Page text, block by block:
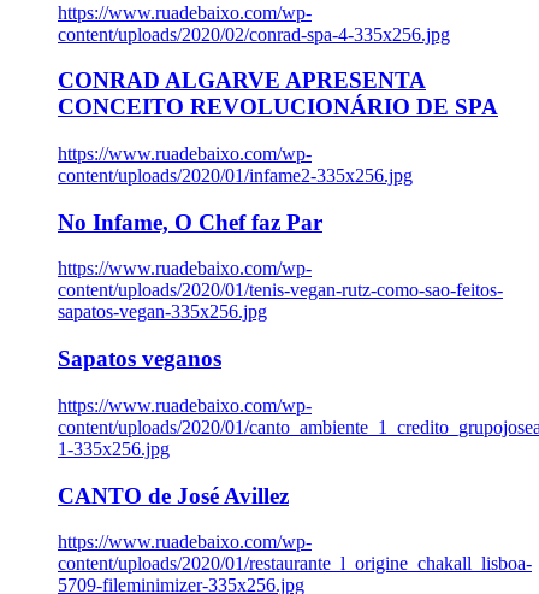
https://www.ruadebaixo.com/wp-
content/uploads/2020/02/conrad-spa-4-335x256.jpg
CONRAD ALGARVE APRESENTA
CONCEITO REVOLUCIONÁRIO DE SPA
https://www.ruadebaixo.com/wp-
content/uploads/2020/01/infame2-335x256.jpg
No Infame, O Chef faz Par
https://www.ruadebaixo.com/wp-
content/uploads/2020/01/tenis-vegan-rutz-como-sao-feitos-
sapatos-vegan-335x256.jpg
Sapatos veganos
https://www.ruadebaixo.com/wp-
content/uploads/2020/01/
1-335x256.jpg
CANTO de José Avillez
https://www.ruadebaixo.com/wp-
content/uploads/2020/01/restaurante_l_origine_chakall_lisboa-
5709-fileminimizer-335x256.jpg